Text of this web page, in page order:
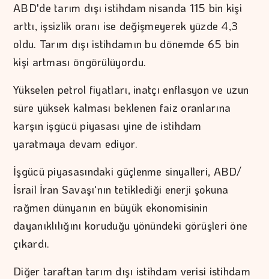
ABD'de tarım dışı istihdam nisanda 115 bin kişi
arttı, işsizlik oranı ise değişmeyerek yüzde 4,3
oldu. Tarım dışı istihdamın bu dönemde 65 bin
kişi artması öngörülüyordu.
Yükselen petrol fiyatları, inatçı enflasyon ve uzun
süre yüksek kalması beklenen faiz oranlarına
karşın işgücü piyasası yine de istihdam
yaratmaya devam ediyor.
İşgücü piyasasındaki güçlenme sinyalleri, ABD/
İsrail İran Savaşı'nın tetiklediği enerji şokuna
rağmen dünyanın en büyük ekonomisinin
dayanıklılığını koruduğu yönündeki görüşleri öne
çıkardı.
Diğer taraftan tarım dışı istihdam verisi istihdam